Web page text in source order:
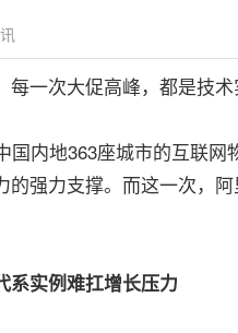
一次大促高峰，都是技术
内地363座城市的互联网
强力支撑。而这一次，
实例难扛增长压力